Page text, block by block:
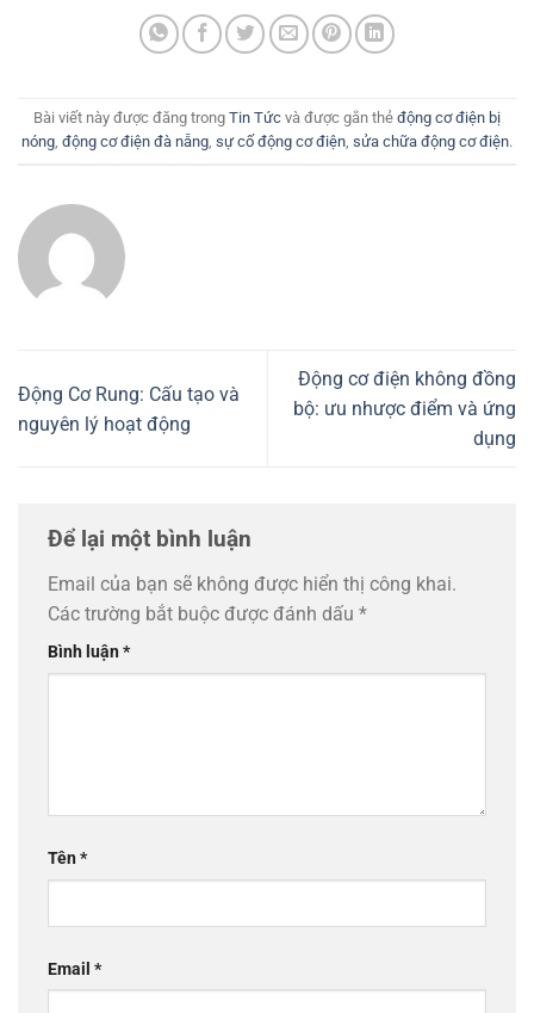
Bài viết này được đăng trong Tin Tức và được gắn thẻ động cơ điện bị
nóng, động cơ điện đà nẵng, sự cố động cơ điện, sửa chữa động cơ điện.
Động Cơ Rung: Cấu tạo và
nguyên lý hoạt động
Động cơ điện không đồng
bộ: ưu nhược điểm và ứng
dụng
Để lại một bình luận
Email của bạn sẽ không được hiển thị công khai.
Các trường bắt buộc được đánh dấu *
Bình luận*
Tên*
Email *